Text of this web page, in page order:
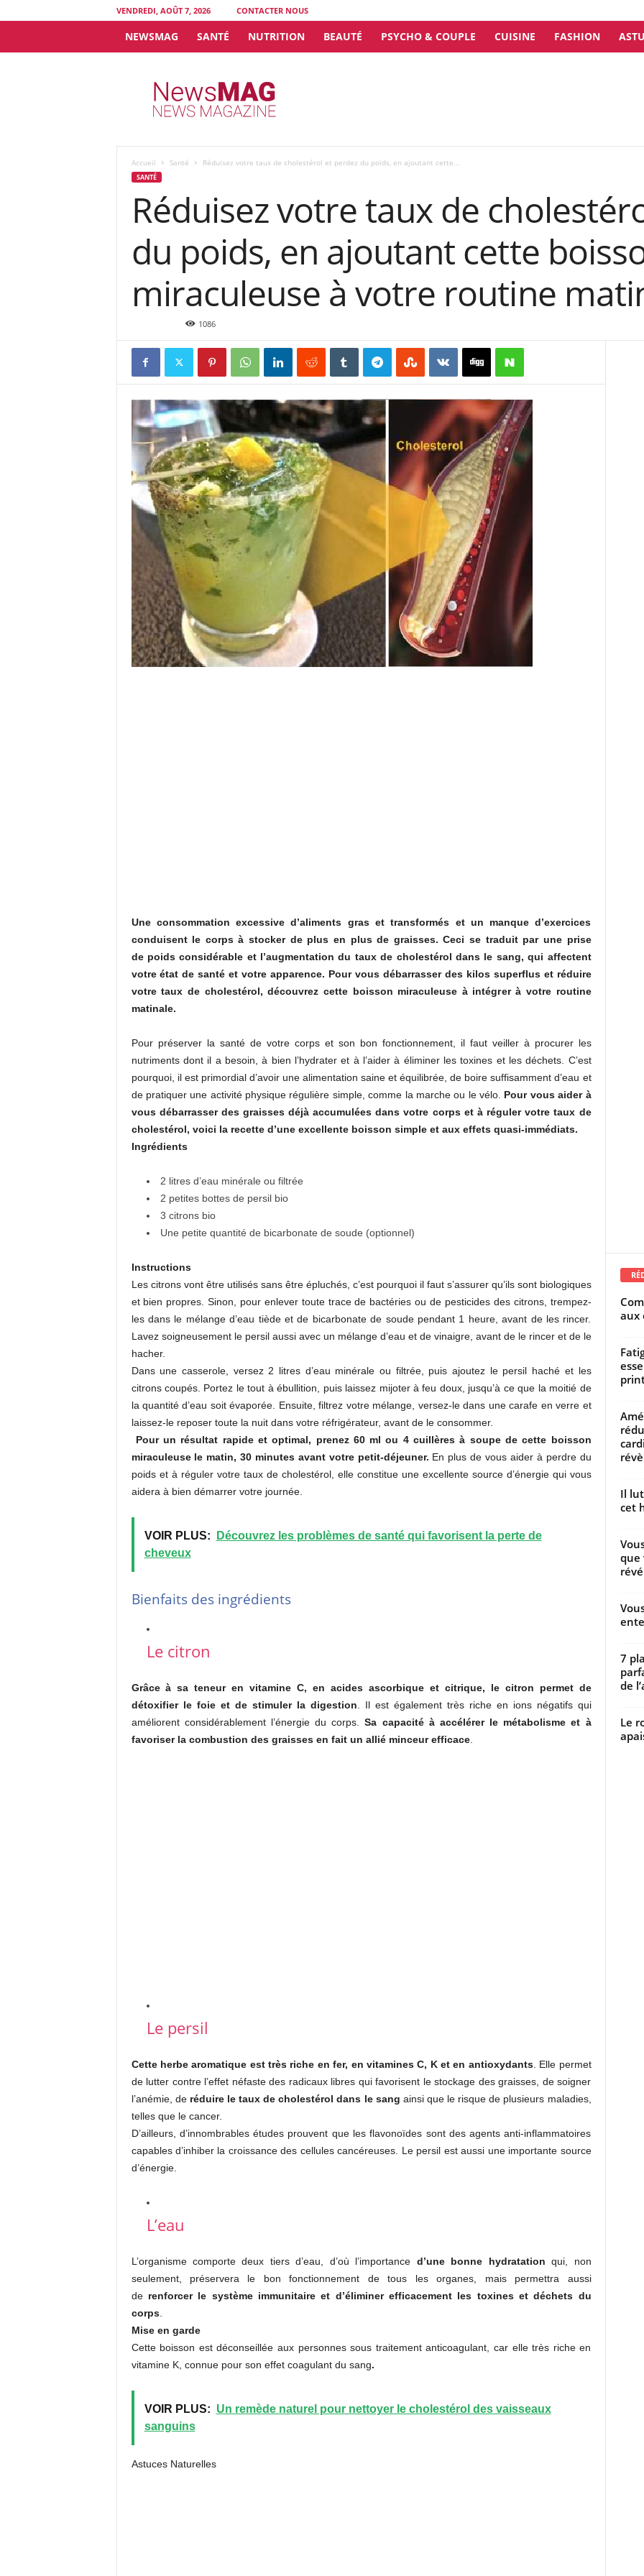
VENDREDI, AOÛT 7, 2026 CONTACTER NOUS
NEWSMAG SANTÉ NUTRITION BEAUTÉ PSYCHO & COUPLE CUISINE FASHION
Accueil Santé Réduisez votre taux de cholestérol et perdez du poids, en ajoutant cette...
SANTÉ
Réduisez votre taux de
du poids, en ajoutant cette
miraculeuse à votre routine
1086
Une consommation excessive d’aliments gras et transformés et un manque d’exercices
conduisent le corps à stocker de plus en plus de graisses. Ceci se traduit par une prise
de poids considérable et l’augmentation du taux de cholestérol dans le sang, qui affectent
votre état de santé et votre apparence. Pour vous débarrasser des kilos superflus et réduire
votre taux de cholestérol, découvrez cette boisson miraculeuse à intégrer à votre routine
matinale.
Pour préserver la santé de votre corps et son bon fonctionnement, il faut veiller à procurer les
nutriments dont il a besoin, à bien l’hydrater et à l’aider à éliminer les toxines et les déchets. C’est
pourquoi, il est primordial d’avoir une alimentation saine et équilibrée, de boire suffisamment d’eau et
de pratiquer une activité physique régulière simple, comme la marche ou le vélo. Pour vous aider à
vous débarrasser des graisses déjà accumulées dans votre corps et à réguler votre taux de
cholestérol, voici la recette d’une excellente boisson simple et aux effets quasi-immédiats.
Ingrédients
2 litres d’eau minérale ou filtrée
2 petites bottes de persil bio
3 citrons bio
Une petite quantité de bicarbonate de soude (optionnel)
Instructions
Les citrons vont être utilisés sans être épluchés, c’est pourquoi il faut s’assurer qu’ils sont biologiques
et bien propres. Sinon, pour enlever toute trace de bactéries ou de pesticides des citrons, trempez-
les dans le mélange d’eau tiède et de bicarbonate de soude pendant 1 heure, avant de les rincer.
Lavez soigneusement le persil aussi avec un mélange d’eau et de vinaigre, avant de le rincer et de le
hacher.
Dans une casserole, versez 2 litres d’eau minérale ou filtrée, puis ajoutez le persil haché et les
citrons coupés. Portez le tout à ébullition, puis laissez mijoter à feu doux, jusqu’à ce que la moitié de
la quantité d’eau soit évaporée. Ensuite, filtrez votre mélange, versez-le dans une carafe en verre et
laissez-le reposer toute la nuit dans votre réfrigérateur, avant de le consommer.
Pour un résultat rapide et optimal, prenez 60 ml ou 4 cuillères à soupe de cette boisson
miraculeuse le matin, 30 minutes avant votre petit-déjeuner. En plus de vous aider à perdre du
poids et à réguler votre taux de cholestérol, elle constitue une excellente source d’énergie qui vous
aidera à bien démarrer votre journée.
VOIR PLUS:
Découvrez les problèmes de santé qui favorisent la perte de
cheveux
Bienfaits des ingrédients
Le citron
Grâce à sa teneur en vitamine C, en acides ascorbique et citrique, le citron permet de
détoxifier le foie et de stimuler la digestion . Il est également très riche en ions négatifs qui
améliorent considérablement l’énergie du corps.Sa capacité à accélérer le métabolisme et à
favoriser la combustion des graisses en fait un allié minceur efficace.
Le persil
Cette herbe aromatique est très riche en fer, en vitamines C, K et en antioxydants. Elle permet
de lutter contre l’effet néfaste des radicaux libres qui favorisent le stockage des graisses, de soigner
l’anémie, de réduire le taux de cholestérol dans le sang ainsi que le risque de plusieurs maladies,
telles que le cancer.
D’ailleurs, d’innombrables études prouvent que les flavonoïdes sont des agents anti-inflammatoires
capables d’inhiber la croissance des cellules cancéreuses. Le persil est aussi une importante source
d’énergie.
L’eau
L’organisme comporte deux tiers d’eau, d’où l’importance d’une bonne hydratation qui, non
seulement, préservera le bon fonctionnement de tous les organes, mais permettra aussi
de renforcer le système immunitaire et d’éliminer efficacement les toxines et déchets du
corps.
Mise en garde
Cette boisson est déconseillée aux personnes sous traitement anticoagulant, car elle très riche en
vitamine K, connue pour son effet coagulant du sang.
VOIR PLUS: Un remède naturel pour nettoyer le cholestérol des vaisseaux
sanguins
Astuces Naturelles
aux
Il
cet
que
7
de
Le